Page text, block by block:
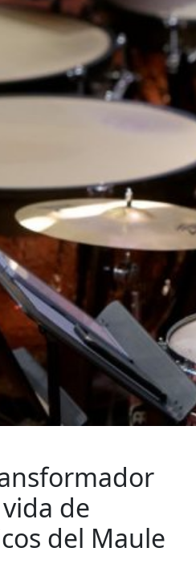
de
del Maule